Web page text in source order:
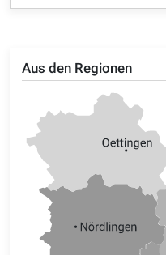
Aus den Regionen